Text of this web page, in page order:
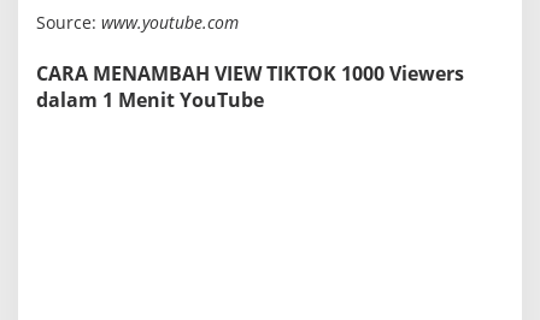
Source: www.youtube.com
CARA MENAMBAH VIEW TIKTOK 1000 Viewers
dalam 1 Menit YouTube